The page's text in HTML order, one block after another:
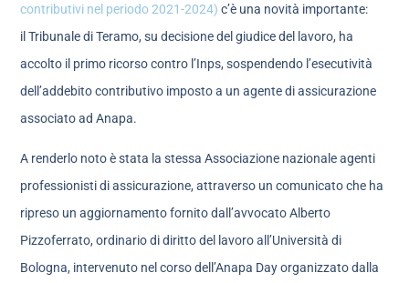
contributivi nel periodo 2021-2024) c’è una novità importante:
il Tribunale di Teramo, su decisione del giudice del lavoro, ha
accolto il primo ricorso contro l’Inps, sospendendo l’esecutività
dell’addebito contributivo imposto a un agente di assicurazione
associato ad Anapa.
A renderlo noto è stata la stessa Associazione nazionale agenti
professionisti di assicurazione, attraverso un comunicato che ha
ripreso un aggiornamento fornito dall’avvocato Alberto
Pizzoferrato, ordinario di diritto del lavoro all’Università di
Bologna, intervenuto nel corso dell’Anapa Day organizzato dalla